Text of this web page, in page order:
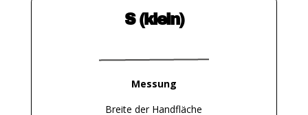
S (klein)
Messung
Breite der Handfläche